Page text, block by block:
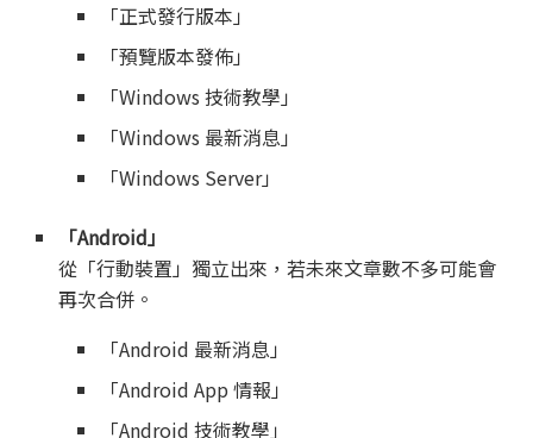
「正式發行版本」
「預覽版本發佈」
「Windows 技術教學」
「Windows 最新消息」
「Windows Server」
「Android」
從「行動裝置」獨立出來，若未來文章數不多可能會
再次合併。
「Android 最新消息」
「Android App 情報」
「Android 技術教學」